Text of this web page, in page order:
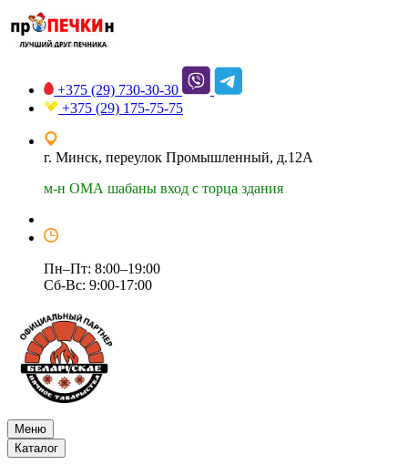
+375 (29) 730-30-30
+375 (29) 175-75-75
г. Минск, переулок Промышленный, д.12А
м-н ОМА шабаны вход с торца здания
Пн–Пт: 8:00–19:00
Сб-Вс: 9:00-17:00
Меню
Каталог